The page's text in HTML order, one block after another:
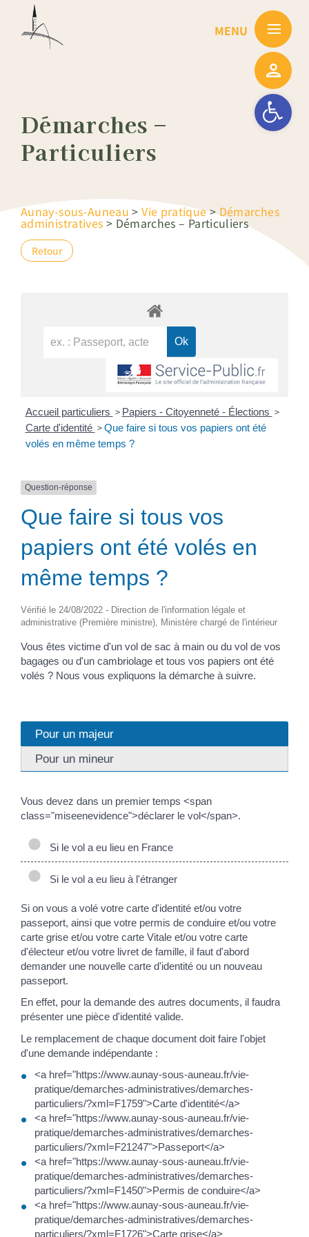
Ouvrir la
Démarches –
Particuliers
Aunay-sous-Auneau >Vie pratique>Démarches
administratives > Démarches – Particuliers
Retour
Accueil particuliers > Papiers - Citoyenneté - Élections >
Carte d'identité > Que faire si tous vos papiers ont été
volés en même temps ?
Question-réponse
Que faire si tous vos
papiers ont été volés en
même temps ?
Vérifié le 24/08/2022 - Direction de l'information légale et
administrative (Première ministre), Ministère chargé de l'intérieur
Vous êtes victime d'un vol de sac à main ou du vol de vos
bagages ou d'un cambriolage et tous vos papiers ont été
volés ? Nous vous expliquons la démarche à suivre.
Pour un majeur
Pour un mineur
Vous devez dans un premier temps <span
class="miseenevidence">déclarer le vol</span>.
Si le vol a eu lieu en France
Si le vol a eu lieu à l'étranger
Si on vous a volé votre carte d'identité et/ou votre
passeport, ainsi que votre permis de conduire et/ou votre
carte grise et/ou votre carte Vitale et/ou votre carte
d'électeur et/ou votre livret de famille, il faut d'abord
demander une nouvelle carte d'identité ou un nouveau
passeport.
En effet, pour la demande des autres documents, il faudra
présenter une pièce d'identité valide.
Le remplacement de chaque document doit faire l'objet
d'une demande indépendante :
<a href="https://www.aunay-sous-auneau.fr/vie-
pratique/demarches-administratives/demarches-
particuliers/?xml=F1759">Carte d'identité</a>
<a href="https://www.aunay-sous-auneau.fr/vie-
pratique/demarches-administratives/demarches-
particuliers/?xml=F21247">Passeport</a>
<a href="https://www.aunay-sous-auneau.fr/vie-
pratique/demarches-administratives/demarches-
particuliers/?xml=F1450">Permis de conduire</a>
<a href="https://www.aunay-sous-auneau.fr/vie-
pratique/demarches-administratives/demarches-
particuliers/?xml=F1726">Carte grise</a>